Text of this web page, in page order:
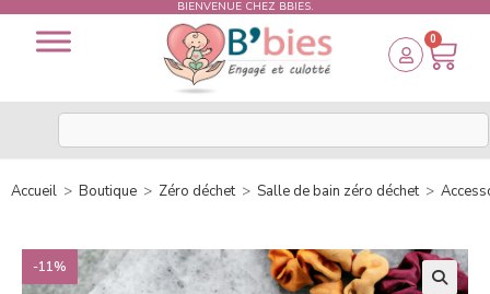
BIENVENUE CHEZ BBIES.
0
Accueil > Boutique > Zéro déchet > Salle de bain zéro déchet >
-11%